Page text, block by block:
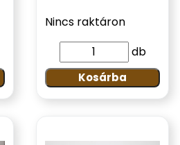
Nincs raktáron
db
Kosárba